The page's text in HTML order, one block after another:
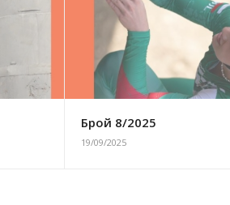
Брой 8/2025
19/09/2025